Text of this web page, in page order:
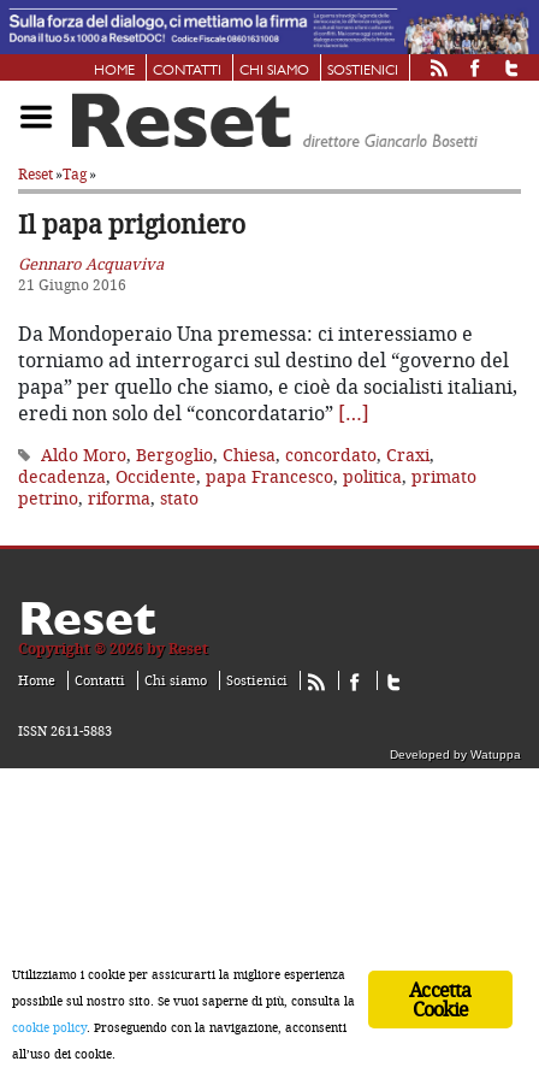
HOME CONTATTI CHI SIAMO SOSTIENICI
Reset»Tag»
Il papa prigioniero
Gennaro Acquaviva
21 Giugno 2016
Da Mondoperaio Una premessa: ci interessiamo e
torniamo ad interrogarci sul destino del “governo del
papa” per quello che siamo, e cioè da socialisti italiani,
eredi non solo del “concordatario” […]
Aldo Moro, Bergoglio, Chiesa, concordato, Craxi,
decadenza, Occidente, papa Francesco, politica, primato
petrino, riforma, stato
Reset
Copyright ® 2026 by Reset
Home Contatti Chi siamo Sostienici
Developed by Watuppa
ISSN 2611-5883
Accetta
Cookie
Utilizziamo i cookie per assicurarti la migliore esperienza
possibile sul nostro sito. Se vuoi saperne di più, consulta la
cookie policy. Proseguendo con la navigazione, acconsenti
all’uso dei cookie.